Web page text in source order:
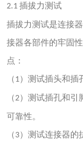
2.1插拔力测试
插拔力测试是连接
接器各部件的牢固
点：
（ 1）测试插头和插
（2）测试插孔和引
可靠性。
（ 3）测试连接器的